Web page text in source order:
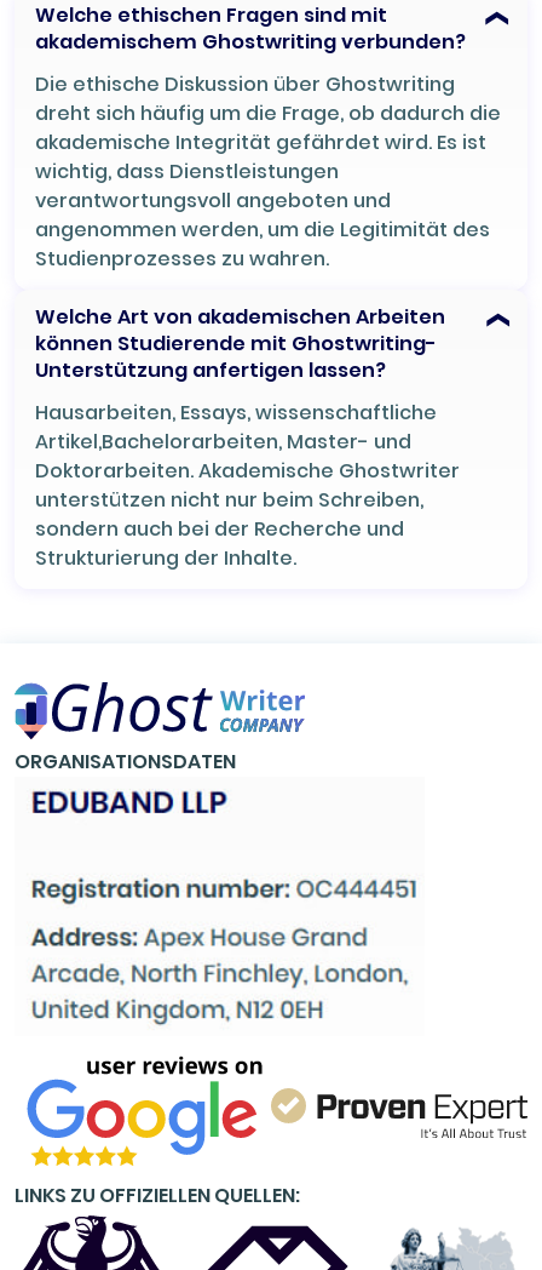
Welche ethischen Fragen sind mit
akademischem Ghostwriting verbunden?
Die ethische Diskussion über Ghostwriting
dreht sich häufig um die Frage, ob dadurch die
akademische Integrität gefährdet wird. Es ist
wichtig, dass Dienstleistungen
verantwortungsvoll angeboten und
angenommen werden, um die Legitimität des
Studienprozesses zu wahren.
Welche Art von akademischen Arbeiten
können Studierende mit Ghostwriting-
Unterstützung anfertigen lassen?
Hausarbeiten, Essays, wissenschaftliche
Artikel,Bachelorarbeiten, Master- und
Doktorarbeiten. Akademische Ghostwriter
unterstützen nicht nur beim Schreiben,
sondern auch bei der Recherche und
Strukturierung der Inhalte.
ORGANISATIONSDATEN
LINKS ZU OFFIZIELLEN QUELLEN: